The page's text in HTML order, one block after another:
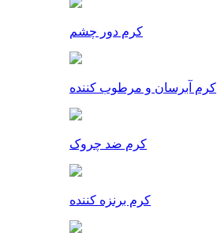
کرم دور چشم
کرم آبرسان و مرطوب کننده
کرم ضد چروک
کرم برنزه کننده